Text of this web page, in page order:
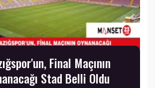
Final Maçının
Stad Belli Oldu